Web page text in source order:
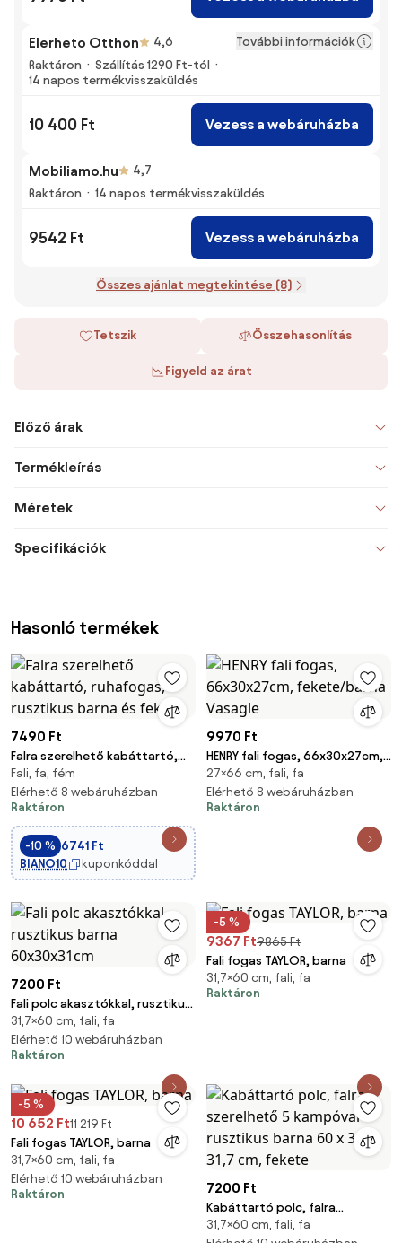
Elerheto Otthon 4,6
További információk
Raktáron
Szállítás 1290 Ft-tól
14 napos termékvisszaküldés
10 400 Ft Vezess a webáruházba
Mobiliamo.hu
4,7
Raktáron
14 napos termékvisszaküldés
9542 Ft Vezess a webáruházba
Összes ajánlat megtekintése (8)
Tetszik Összehasonlítás
Figyeld az árat
Előző árak
Termékleírás
Méretek
Specifikációk
Hasonló termékek
7490 Ft
Falra szerelhető kabáttartó,
ruhafogas, rusztikus barna és
fekete
Fali, fa, fém
Elérhető 8 webáruházban
Raktáron
-10 % 6741 Ft
BIANO10
kuponkóddal
9970 Ft
HENRY fali fogas, 66x30x27cm,
fekete/barna Vasagle
27×66 cm, fali, fa
Elérhető 8 webáruházban
Raktáron
7200 Ft
Fali polc akasztókkal, rusztikus
barna 60x30x31cm
31,7×60 cm, fali, fa
Elérhető 10 webáruházban
Raktáron
-5 %
9367 Ft9865 Ft
Fali fogas TAYLOR, barna
31,7×60 cm, fali, fa
Raktáron
-5 %
10 652 Ft11 219 Ft
Fali fogas TAYLOR, barna
31,7×60 cm, fali, fa
Elérhető 10 webáruházban
Raktáron
7200 Ft
Kabáttartó polc, falra
szerelhető 5 kampóval
31,7×60 cm, fali, fa